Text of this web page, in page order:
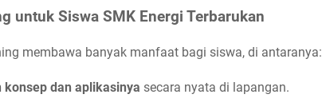
untuk Siswa SMK Energi Terbarukan
membawa banyak manfaat bagi siswa, di antaranya:
dan aplikasinya secara nyata di lapangan.